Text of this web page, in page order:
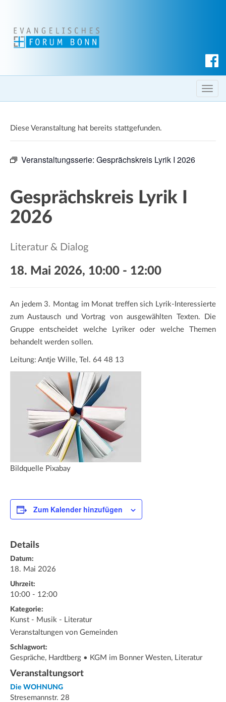
c
h T
o
l
Diese Veranstaltung hat bereits stattgefunden.
Veranstaltungsserie: Gesprächskreis Lyrik I 2026
Gesprächskreis Lyrik I
2026
Literatur & Dialog
18. Mai 2026, 10:00 - 12:00
An jedem 3. Montag im Monat treffen sich Lyrik-Interessierte
zum Austausch und Vortrag von ausgewählten Texten. Die
Gruppe entscheidet welche Lyriker oder welche Themen
behandelt werden sollen.
Leitung: Antje Wille, Tel. 64 48 13
Bildquelle Pixabay
Zum Kalender hinzufügen
Details
Datum:
18. Mai 2026
Uhrzeit:
10:00 - 12:00
Kategorie:
Kunst - Musik - Literatur
Veranstaltungen von Gemeinden
Schlagwort:
Gespräche, Hardtberg • KGM im Bonner Westen, Literatur
Veranstaltungsort
Die WOHNUNG
Stresemannstr. 28